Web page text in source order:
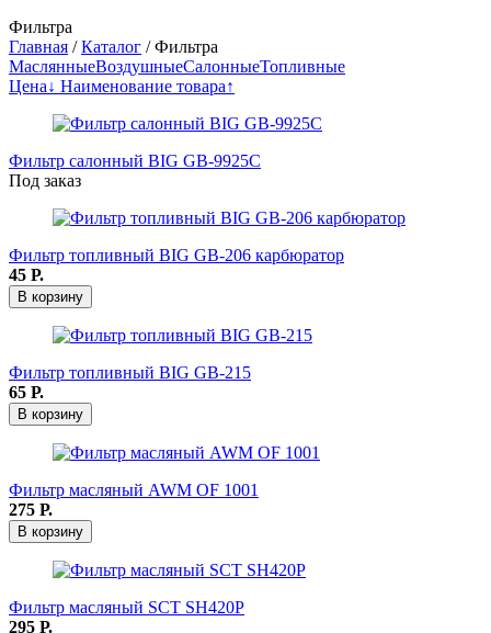
Фильтра
Главная /Каталог /Фильтра
МаслянныеВоздушныеСалонныеТопливные
Цена↓ Наименование товара↑
Фильтр салонный BIG GB-9925С
Под заказ
Фильтр топливный BIG GB-206 карбюратор
45 Р.
В корзину
Фильтр топливный BIG GB-215
65 Р.
В корзину
Фильтр масляный AWM OF 1001
275 Р.
В корзину
Фильтр масляный SCT SH420Р
295 Р.